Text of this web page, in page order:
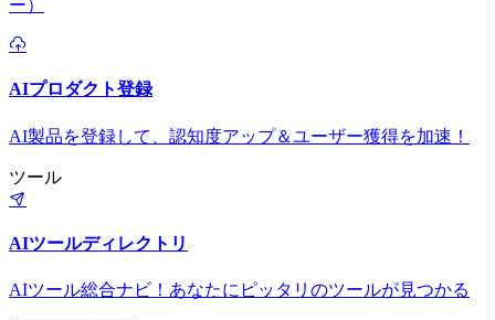
ー）
AIプロダクト登録
AI製品を登録して、認知度アップ＆ユーザー獲得を加速！
ツール
AIツールディレクトリ
AIツール総合ナビ！あなたにピッタリのツールが見つかる